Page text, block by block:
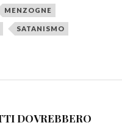
MENZOGNE
SATANISMO
DOVREBBERO